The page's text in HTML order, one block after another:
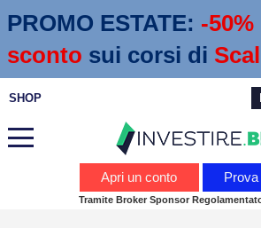
PROMO ESTATE: -50%
sconto sui corsi di
SHOP
Apri un conto
Tramite Broker Sponsor